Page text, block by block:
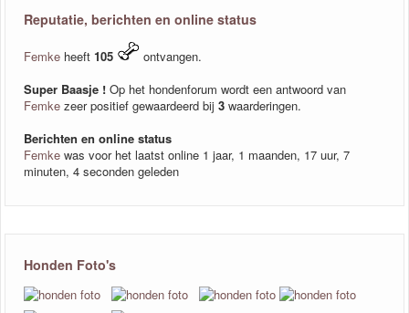
Reputatie, berichten en online status
Femke heeft 105
ontvangen.
Super Baasje ! Op het hondenforum wordt een antwoord van
Femke zeer positief gewaardeerd bij 3 waarderingen.
Berichten en online status
Femke was voor het laatst online 1 jaar, 1 maanden, 17 uur, 7
minuten, 4 seconden geleden
Honden Foto's